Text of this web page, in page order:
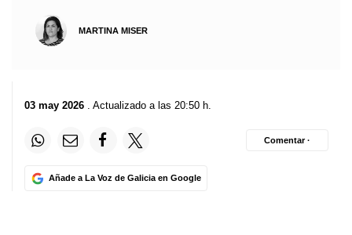
seconds
MARTINA MISER
03 may 2026 . Actualizado a las 20:50 h.
Añade a La Voz de Galicia en Google
Comentar ·